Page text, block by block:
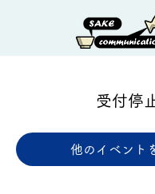
受付停
他のイベント